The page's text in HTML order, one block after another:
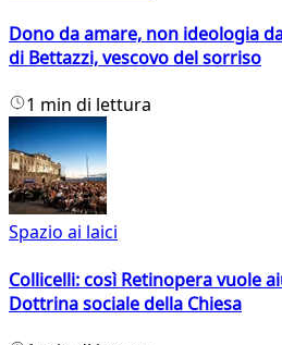
Dono da amare, non ideologia
di Bettazzi, vescovo del sorriso
1 min di lettura
Spazio ai laici
Collicelli: così Retinopera vuole
Dottrina sociale della Chiesa